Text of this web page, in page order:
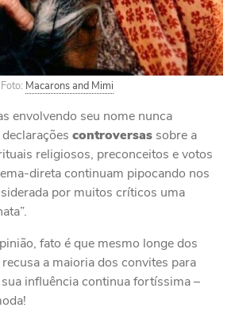
Foto: Macarons and Mimi
envolvendo seu nome nunca
controversas sobre a
religiosos, preconceitos e votos
direta continuam pipocando nos
por muitos críticos uma
fato é que mesmo longe dos
a maioria dos convites para
influência continua fortíssima –